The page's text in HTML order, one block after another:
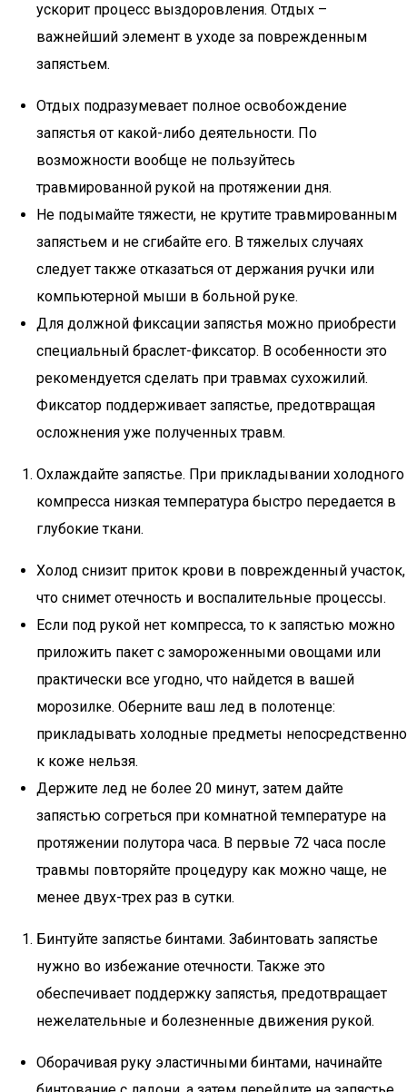
ускорит процесс выздоровления. Отдых –
важнейший элемент в уходе за поврежденным
запястьем.
Отдых подразумевает полное освобождение
запястья от какой-либо деятельности. По
возможности вообще не пользуйтесь
травмированной рукой на протяжении дня.
Не подымайте тяжести, не крутите травмированным
запястьем и не сгибайте его. В тяжелых случаях
следует также отказаться от держания ручки или
компьютерной мыши в больной руке.
Для должной фиксации запястья можно приобрести
специальный браслет-фиксатор. В особенности это
рекомендуется сделать при травмах сухожилий.
Фиксатор поддерживает запястье, предотвращая
осложнения уже полученных травм.
Охлаждайте запястье. При прикладывании холодного
компресса низкая температура быстро передается в
глубокие ткани.
Холод снизит приток крови в поврежденный участок,
что снимет отечность и воспалительные процессы.
Если под рукой нет компресса, то к запястью можно
приложить пакет с замороженными овощами или
практически все угодно, что найдется в вашей
морозилке. Оберните ваш лед в полотенце:
прикладывать холодные предметы непосредственно
к коже нельзя.
Держите лед не более 20 минут, затем дайте
запястью согреться при комнатной температуре на
протяжении полутора часа. В первые 72 часа после
травмы повторяйте процедуру как можно чаще, не
менее двух-трех раз в сутки.
Бинтуйте запястье бинтами. Забинтовать запястье
нужно во избежание отечности. Также это
обеспечивает поддержку запястья, предотвращает
нежелательные и болезненные движения рукой.
Оборачивая руку эластичными бинтами, начинайте